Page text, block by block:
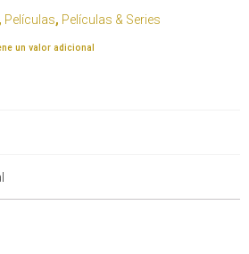
, Películas, Películas & Series
un valor adicional